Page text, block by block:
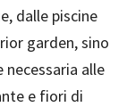
dalle piscine
garden, sino
alle
e fiori di